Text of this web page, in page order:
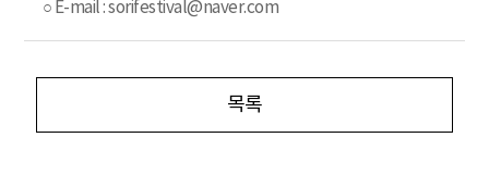
○ E-mail : sorifestival@naver.com
목록